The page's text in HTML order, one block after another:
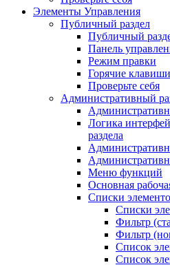
Элементы Управления
Публичный раздел
Публичный
Панель
Режим правки
Горячие клавиши
Проверьте себя
Административный
Логика
раздела
Меню функций
Основная
Списки
Списки
Фильтр
Фильтр
Список
Список